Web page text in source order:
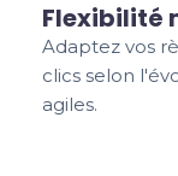
Flexibilité
Adaptez vos
clics selon
agiles.